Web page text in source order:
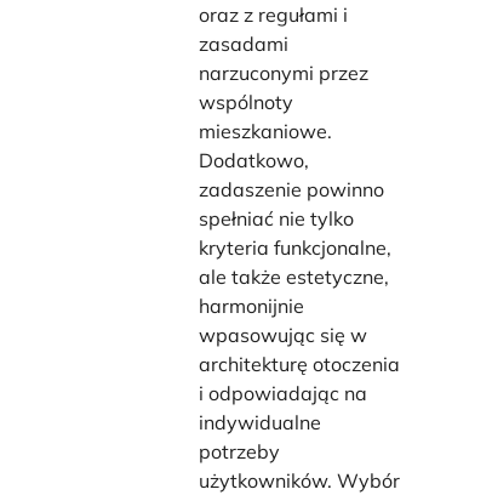
oraz z regułami i
zasadami
narzuconymi przez
wspólnoty
mieszkaniowe.
Dodatkowo,
zadaszenie powinno
spełniać nie tylko
kryteria funkcjonalne,
ale także estetyczne,
harmonijnie
wpasowując się w
architekturę otoczenia
i odpowiadając na
indywidualne
potrzeby
użytkowników. Wybór